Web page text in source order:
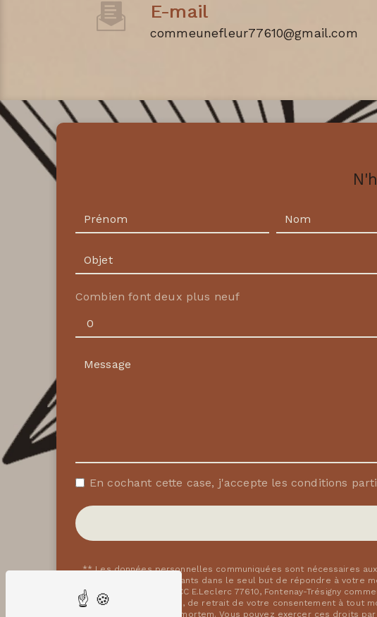
E-mail
commeunefleur77610@gmail.com
Combien font deux plus neuf
En cochant cette case, j'accepte les conditions
** Les données personnelles communiquées sont nécessaires
fleur et ses sous-traitants dans le seul but de répondre à votre
rue Marguerite Perey, CC E.Leclerc 77610, Fontenay-Trésigny
limitation, d’opposition, de retrait de votre consentement à tout
de vos données post-mortem. Vous pouvez exercer ces droits